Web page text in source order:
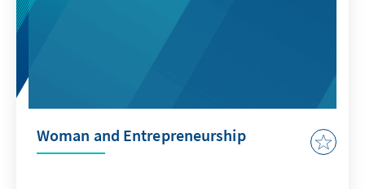
Woman and Entrepreneurship